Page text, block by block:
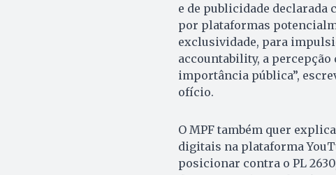
e de publicidade declarada
por plataformas
exclusividade, para
accountability, a percepção
importância pública”,
ofício.
O MPF também quer
digitais na plataforma
posicionar contra o PL